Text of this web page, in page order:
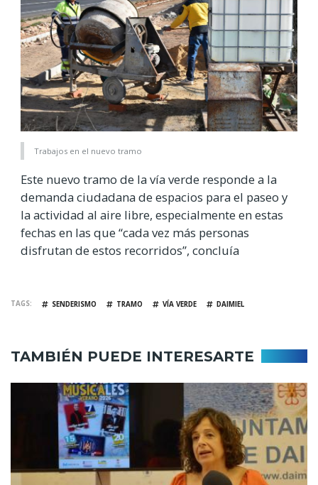
Trabajos en el nuevo tramo
Este nuevo tramo de la vía verde responde a la
demanda ciudadana de espacios para el paseo y
la actividad al aire libre, especialmente en estas
fechas en las que “cada vez más personas
disfrutan de estos recorridos”, concluía
TAGS SENDERISMO TRAMO VÍA VERDE DAIMIEL
TAMBIÉN PUEDE INTERESARTE